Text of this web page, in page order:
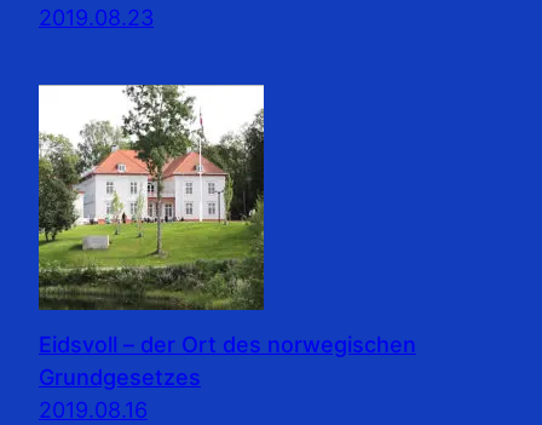
2019.08.23
Eidsvoll – der Ort des norwegischen
Grundgesetzes
2019.08.16